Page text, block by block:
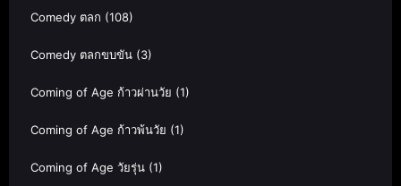
Comedy ตลก (108)
Comedy ตลกขบขัน (3)
Coming of Age ก้าวผ่านวัย (1)
Coming of Age ก้าวพ้นวัย (1)
Coming of Age วัยรุ่น (1)